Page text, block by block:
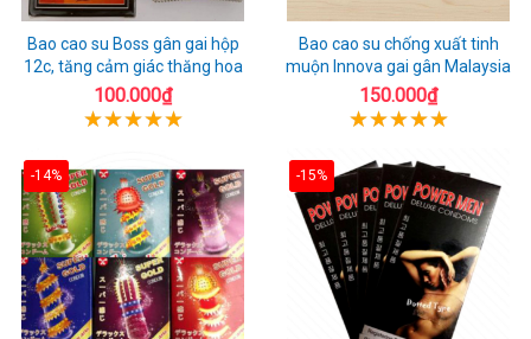
Bao cao su Boss gân gai hộp
12c, tăng cảm giác thăng hoa
100.000₫
Bao cao su chống xuất tinh
muộn Innova gai gân Malaysia
150.000₫
-14% -15%